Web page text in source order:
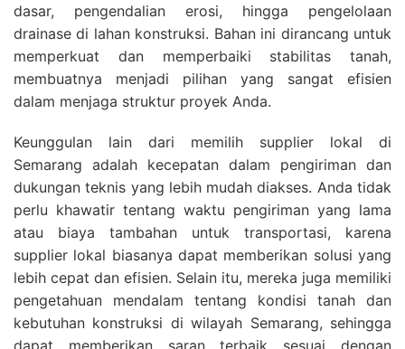
dasar, pengendalian erosi, hingga pengelolaan
drainase di lahan konstruksi. Bahan ini dirancang untuk
memperkuat dan memperbaiki stabilitas tanah,
membuatnya menjadi pilihan yang sangat efisien
dalam menjaga struktur proyek Anda.
Keunggulan lain dari memilih supplier lokal di
Semarang adalah kecepatan dalam pengiriman dan
dukungan teknis yang lebih mudah diakses. Anda tidak
perlu khawatir tentang waktu pengiriman yang lama
atau biaya tambahan untuk transportasi, karena
supplier lokal biasanya dapat memberikan solusi yang
lebih cepat dan efisien. Selain itu, mereka juga memiliki
pengetahuan mendalam tentang kondisi tanah dan
kebutuhan konstruksi di wilayah Semarang, sehingga
dapat memberikan saran terbaik sesuai dengan